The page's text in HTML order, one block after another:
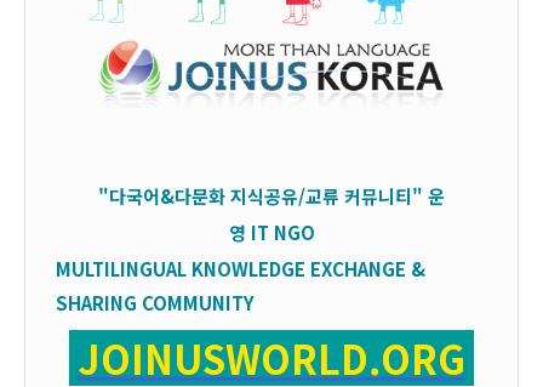
"다국어&다문화 지식공유/교류 커뮤니티" 운
영 IT NGO
MULTILINGUAL KNOWLEDGE EXCHANGE &
SHARING COMMUNITY
JOINUSWORLD.ORG